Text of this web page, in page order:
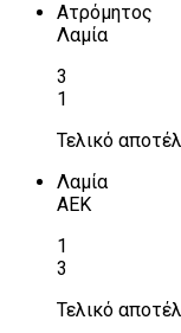
Ατρόμητος
Λαμία
3
1
Τελικό
Λαμία
ΑΕΚ
1
3
Τελικό